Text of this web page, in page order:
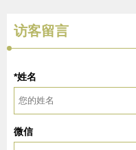
访客留言
*姓名
微信